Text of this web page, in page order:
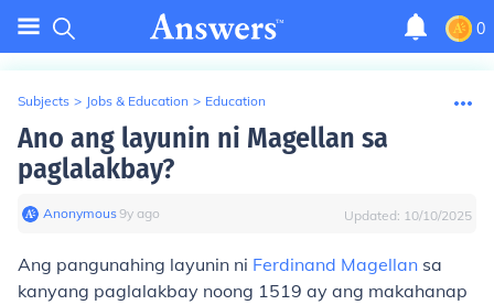
0
Subjects > Jobs & Education > Education
Ano ang layunin ni Magellan sa
paglalakbay?
Anonymous∙9y ago Updated: 10/10/2025
Ang pangunahing layunin ni Ferdinand Magellan sa
kanyang paglalakbay noong 1519 ay ang makahanap